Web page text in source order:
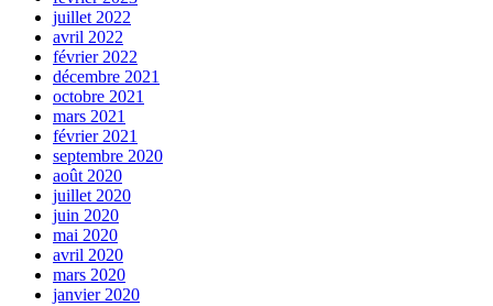
juillet 2022
avril 2022
février 2022
décembre 2021
octobre 2021
mars 2021
février 2021
septembre 2020
août 2020
juillet 2020
juin 2020
mai 2020
avril 2020
mars 2020
janvier 2020